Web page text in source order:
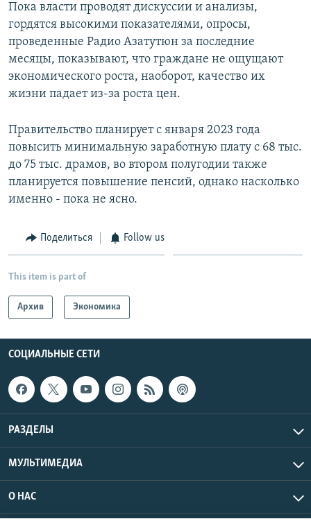
Пока власти проводят дискуссии и анализы,
гордятся высокими показателями, опросы,
проведенные Радио Азатутюн за последние
месяцы, показывают, что граждане не ощущают
экономического роста, наоборот, качество их
жизни падает из-за роста цен.
Правительство планирует с января 2023 года
повысить минимальную заработную плату с 68 тыс.
до 75 тыс. драмов, во втором полугодии также
планируется повышение пенсий, однако насколько
именно - пока не ясно.
Поделиться Follow us
This item is part of
Архив Экономика
СОЦИАЛЬНЫЕ СЕТИ
РАЗДЕЛЫ
МУЛЬТИМЕДИА
О НАС